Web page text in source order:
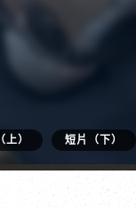
上） 短片（下）